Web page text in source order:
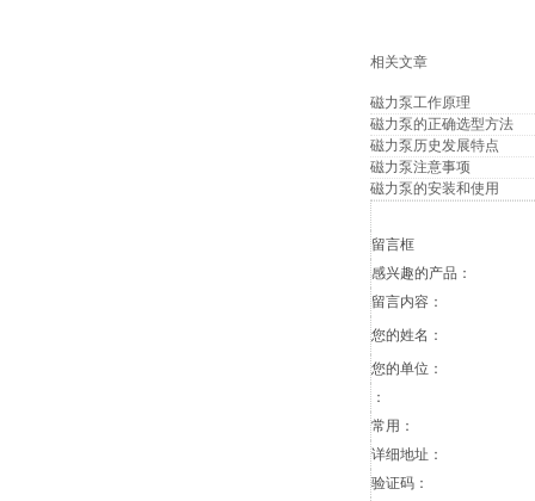
相关文章
磁力泵工作原理
磁力泵的正确选型方法
磁力泵历史发展特点
磁力泵注意事项
磁力泵的安装和使用
留言框
感兴趣的产品：
留言内容：
您的姓名：
您的单位：
：
常用：
详细地址：
验证码：